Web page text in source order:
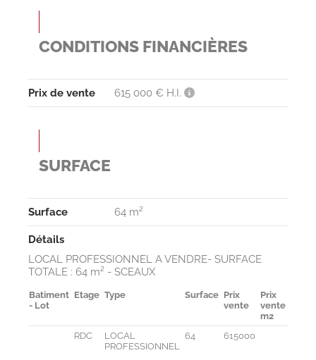
CONDITIONS FINANCIÈRES
Prix de vente 615 000 € H.I.
SURFACE
Surface 64 m²
Détails
LOCAL PROFESSIONNEL A VENDRE- SURFACE
TOTALE : 64 m² - SCEAUX
Batiment
- Lot
Etage Type Surface Prix
vente
Prix
vente
m2
RDC
LOCAL
PROFESSIONNEL
64 615000